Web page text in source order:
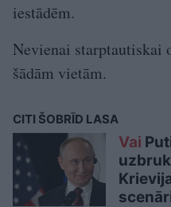
iestādēm.
Nevienai starptautiskai
šādām vietām.
CITI ŠOBRĪD LASA
Vai